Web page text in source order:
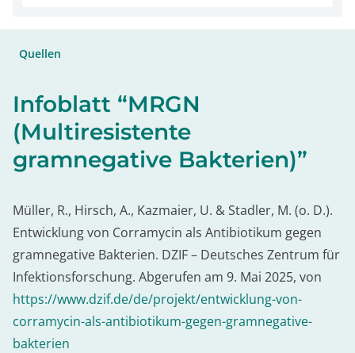
Quellen
Infoblatt “MRGN
(Multiresistente
gramnegative Bakterien)”
Müller, R., Hirsch, A., Kazmaier, U. & Stadler, M. (o. D.).
Entwicklung von Corramycin als Antibiotikum gegen
gramnegative Bakterien. DZIF – Deutsches Zentrum für
Infektionsforschung. Abgerufen am 9. Mai 2025, von
https://www.dzif.de/de/projekt/entwicklung-von-
corramycin-als-antibiotikum-gegen-gramnegative-
bakterien